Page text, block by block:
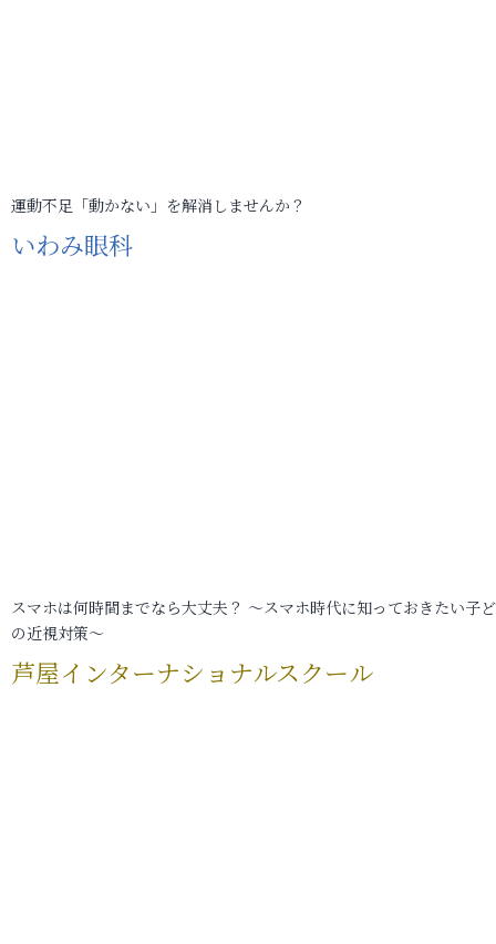
運動不足「動かない」を解消しませんか？
いわみ眼科
スマホは何時間までなら大丈夫？ ～スマホ時代に知っておきたい子
の近視対策～
芦屋インターナショナルスクール